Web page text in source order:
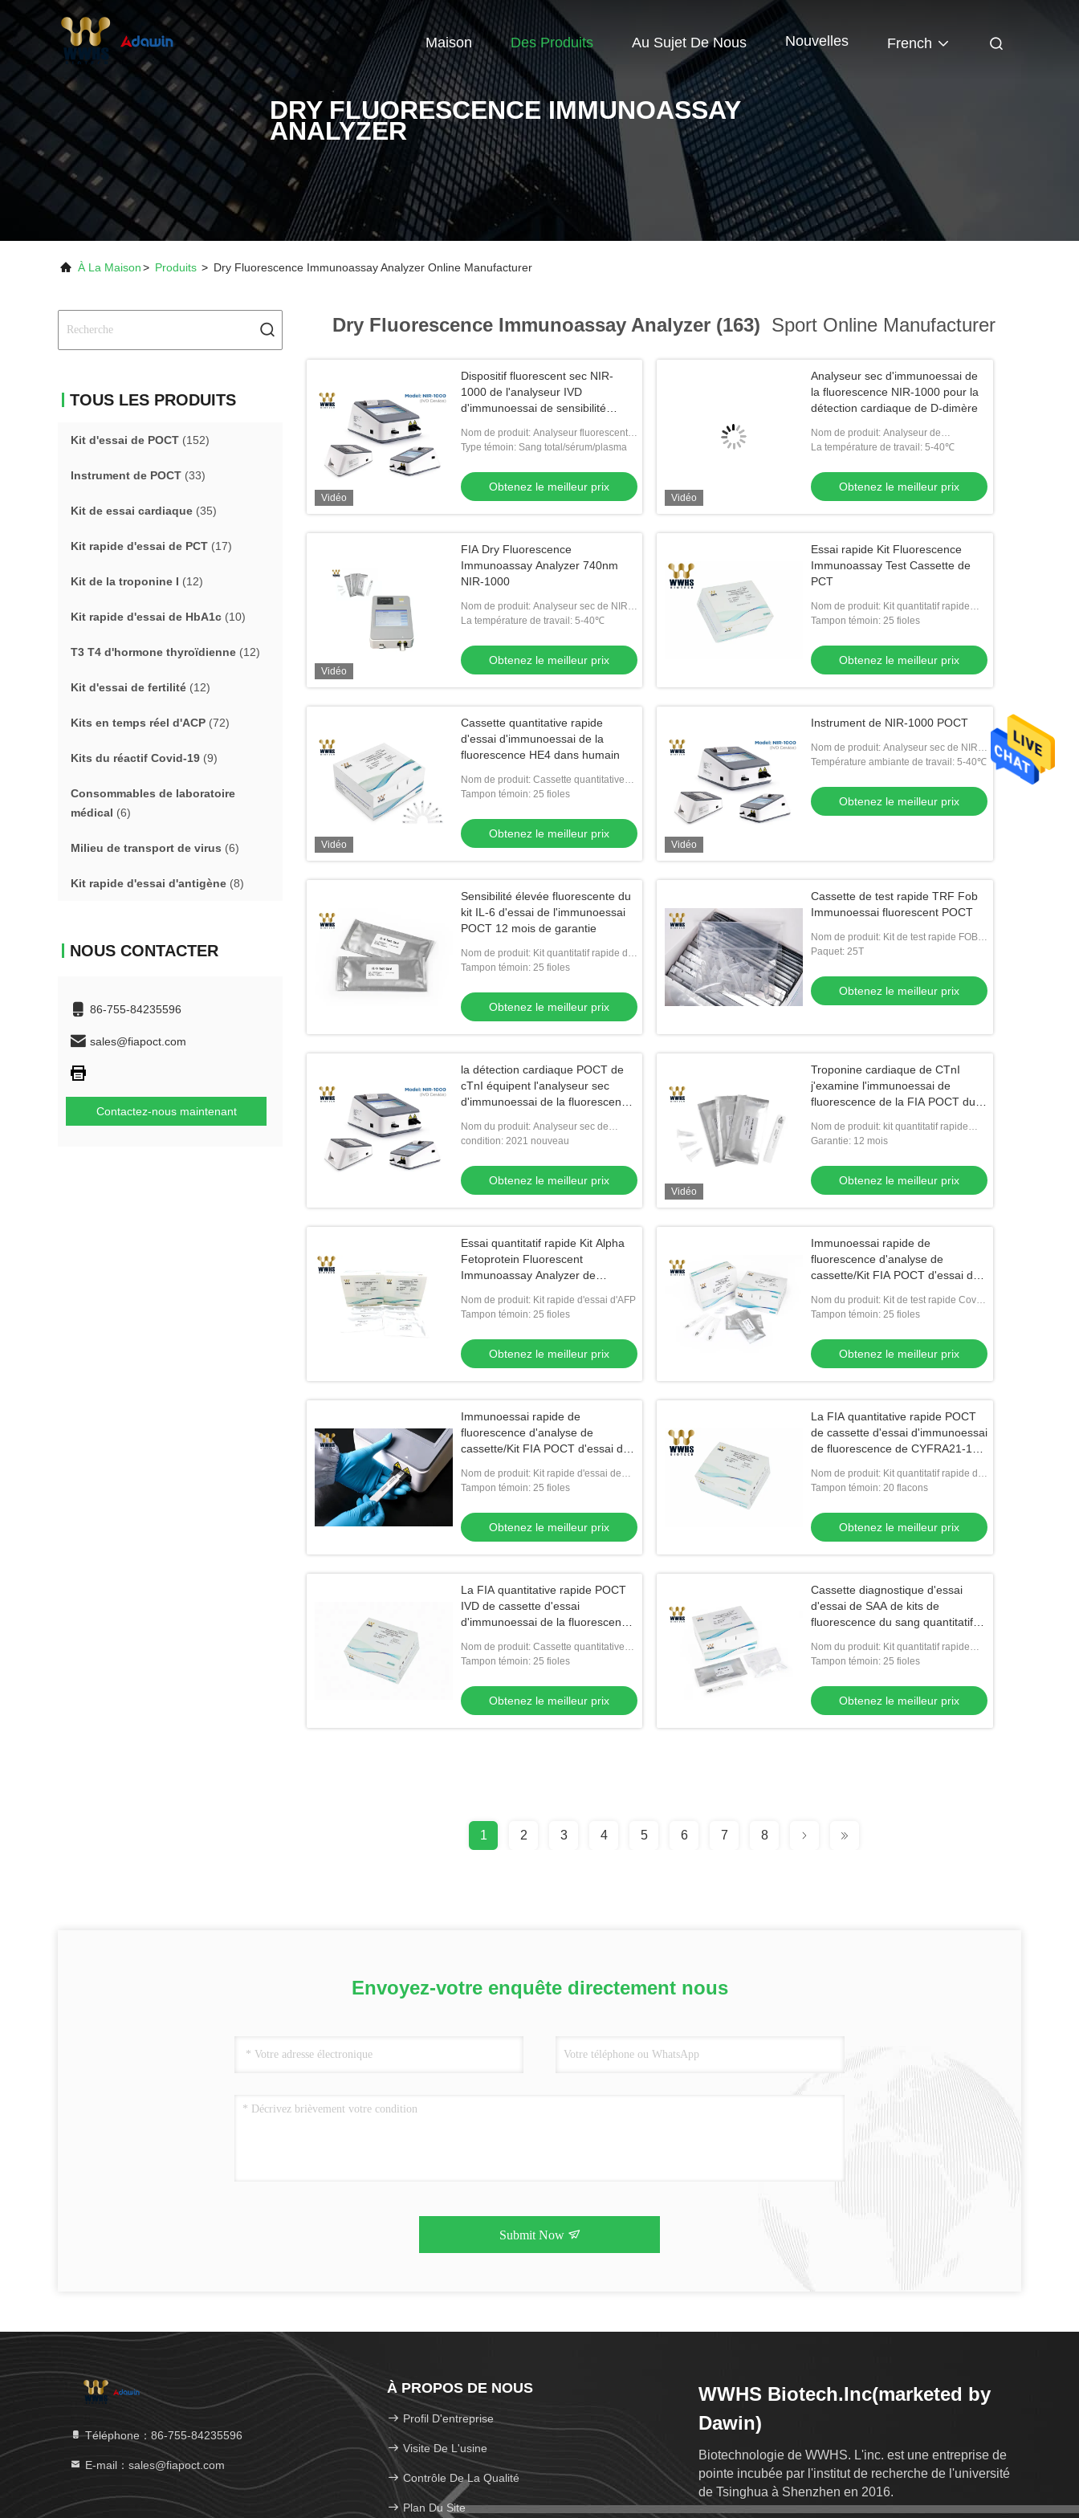
Maison Des Produits Au Sujet De Nous Nouvelles French
DRY FLUORESCENCE IMMUNOASSAY
ANALYZER
À La Maison> Produits > Dry Fluorescence Immunoassay Analyzer Online Manufacturer
TOUS LES PRODUITS
Kit d'essai de POCT (152)
Instrument de POCT (33)
Kit de essai cardiaque (35)
Kit rapide d'essai de PCT (17)
Kit de la troponine I (12)
Kit rapide d'essai de HbA1c (10)
T3 T4 d'hormone thyroïdienne (12)
Kit d'essai de fertilité (12)
Kits en temps réel d'ACP (72)
Kits du réactif Covid-19 (9)
Consommables de laboratoire
médical (6)
Milieu de transport de virus (6)
Kit rapide d'essai d'antigène (8)
NOUS CONTACTER
86-755-84235596
sales@fiapoct.com
Contactez-nous maintenant
Dry Fluorescence Immunoassay Analyzer (163) Sport Online Manufacturer
Vidéo
Dispositif fluorescent sec NIR-
1000 de l'analyseur IVD
d'immunoessai de sensibilité
Nom de produit: Analyseur fluorescent
sec d'immunoessai
Type témoin: Sang total/sérum/plasma
Obtenez le meilleur prix
Vidéo
Analyseur sec d'immunoessai de
la fluorescence NIR-1000 pour la
détection cardiaque de D-dimère
Nom de produit: Analyseur de
fluoroimmunodosage sec NIR-1000
La température de travail: 5-40℃
Obtenez le meilleur prix
Vidéo
FIA Dry Fluorescence
Immunoassay Analyzer 740nm
NIR-1000
Nom de produit: Analyseur sec de NIR-
1000 Fluoroimmunoassay
La température de travail: 5-40℃
Obtenez le meilleur prix
Essai rapide Kit Fluorescence
Immunoassay Test Cassette de
PCT
Nom de produit: Kit quantitatif rapide
d'essai de PCT
Tampon témoin: 25 fioles
Obtenez le meilleur prix
Vidéo
Cassette quantitative rapide
d'essai d'immunoessai de la
fluorescence HE4 dans humain
Nom de produit: Cassette quantitative
rapide de l'essai HE4
Tampon témoin: 25 fioles
Obtenez le meilleur prix
Vidéo
Instrument de NIR-1000 POCT
Nom de produit: Analyseur sec de NIR-
1000 Fluoroimmunoassay
Température ambiante de travail: 5-40℃
Obtenez le meilleur prix
Sensibilité élevée fluorescente du
kit IL-6 d'essai de l'immunoessai
POCT 12 mois de garantie
Nom de produit: Kit quantitatif rapide de
l'essai IL-6
Tampon témoin: 25 fioles
Obtenez le meilleur prix
Cassette de test rapide TRF Fob
Immunoessai fluorescent POCT
Nom de produit: Kit de test rapide FOB
et TRF
Paquet: 25T
Obtenez le meilleur prix
la détection cardiaque POCT de
cTnI équipent l'analyseur sec
d'immunoessai de la fluorescence
Nom du produit: Analyseur sec de
Fluoroimmunoassay
condition: 2021 nouveau
Obtenez le meilleur prix
Vidéo
Troponine cardiaque de CTnI
j'examine l'immunoessai de
fluorescence de la FIA POCT du
Nom de produit: kit quantitatif rapide
d'essai de cTnI
Garantie: 12 mois
Obtenez le meilleur prix
Essai quantitatif rapide Kit Alpha
Fetoprotein Fluorescent
Immunoassay Analyzer de
Nom de produit: Kit rapide d'essai d'AFP
Tampon témoin: 25 fioles
Obtenez le meilleur prix
Immunoessai rapide de
fluorescence d'analyse de
cassette/Kit FIA POCT d'essai de
Nom du produit: Kit de test rapide Covid-
19 Ag
Tampon témoin: 25 fioles
Obtenez le meilleur prix
Immunoessai rapide de
fluorescence d'analyse de
cassette/Kit FIA POCT d'essai de
Nom de produit: Kit rapide d'essai de
Covid-19 AG
Tampon témoin: 25 fioles
Obtenez le meilleur prix
La FIA quantitative rapide POCT
de cassette d'essai d'immunoessai
de fluorescence de CYFRA21-1
Nom de produit: Kit quantitatif rapide de
l'essai CK19
Tampon témoin: 20 flacons
Obtenez le meilleur prix
La FIA quantitative rapide POCT
IVD de cassette d'essai
d'immunoessai de la fluorescence
Nom de produit: Cassette quantitative
rapide de l'essai HE4
Tampon témoin: 25 fioles
Obtenez le meilleur prix
Cassette diagnostique d'essai
d'essai de SAA de kits de
fluorescence du sang quantitatif
Nom du produit: Kit quantitatif rapide
d'essai de SAA
Tampon témoin: 25 fioles
Obtenez le meilleur prix
1 2 3 4 5 6 7 8
Envoyez-votre enquête directement nous
Submit Now
Téléphone：86-755-84235596
E-mail：sales@fiapoct.com
À PROPOS DE NOUS
Profil D'entreprise
Visite De L'usine
Contrôle De La Qualité
Plan Du Site
WWHS Biotech.Inc(marketed by
Dawin)
Biotechnologie de WWHS. L'inc. est une entreprise de
pointe incubée par l'institut de recherche de l'université
de Tsinghua à Shenzhen en 2016.